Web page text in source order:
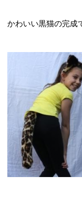
かわいい黒猫の完成